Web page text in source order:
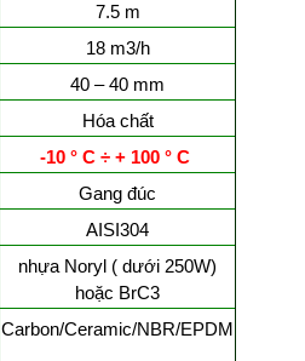
7.5 m
18 m3/h
40 – 40 mm
Hóa chất
-10 ° C ÷ + 100 ° C
Gang đúc
AISI304
nhựa Noryl ( dưới 250W)
hoặc BrC3
Carbon/Ceramic/NBR/EPDM